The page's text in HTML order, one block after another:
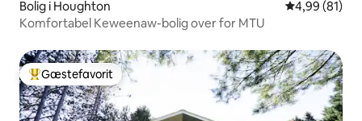
Bolig i Houghton 4,99 ud af 5 i
4,99 (81)
Komfortabel Keweenaw-bolig over for MTU
Bedste gæstefavorit
Gæstefavorit